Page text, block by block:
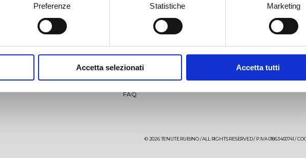
Preferenze Statistiche Marketing
Accetta selezionati Accetta tutti
News
Events
Contacts
FAQ
© 2026 TENUTE RUBINO / ALL RIGHTS RESERVED / P.IVA 01863400741 /
Jaddico
Punta Aquila
Aleatico